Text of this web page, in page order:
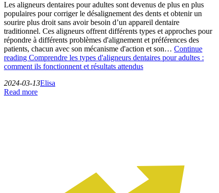
Les aligneurs dentaires pour adultes sont devenus de plus en plus
populaires pour corriger le désalignement des dents et obtenir un
sourire plus droit sans avoir besoin d’un appareil dentaire
traditionnel. Ces aligneurs offrent différents types et approches pour
répondre à différents problèmes d'alignement et préférences des
patients, chacun avec son mécanisme d'action et son… Continue
reading Comprendre les types d'aligneurs dentaires pour adultes :
comment ils fonctionnent et résultats attendus
2024-03-13Elisa
Read more